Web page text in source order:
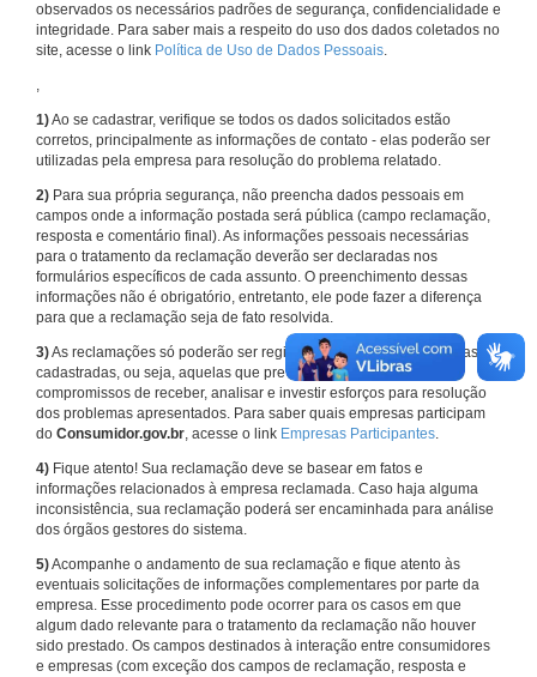
observados os necessários padrões de segurança, confidencialidade e
integridade. Para saber mais a respeito do uso dos dados coletados no
site, acesse o link Política de Uso de Dados Pessoais.
,
1)Ao se cadastrar, verifique se todos os dados solicitados estão
corretos, principalmente as informações de contato - elas poderão ser
utilizadas pela empresa para resolução do problema relatado.
2) Para sua própria segurança, não preencha dados pessoais em
campos onde a informação postada será pública (campo reclamação,
resposta e comentário final). As informações pessoais necessárias
para o tratamento da reclamação deverão ser declaradas nos
formulários específicos de cada assunto. O preenchimento dessas
informações não é obrigatório, entretanto, ele pode fazer a diferença
para que a reclamação seja de fato resolvida.
3)As reclamações só poderão ser registradas em face de empresas
cadastradas, ou seja, aquelas que previamente assumiram
compromissos de receber, analisar e investir esforços para resolução
dos problemas apresentados. Para saber quais empresas participam
do Consumidor.gov.br, acesse o link Empresas Participantes.
4) Fique atento! Sua reclamação deve se basear em fatos e
informações relacionados à empresa reclamada. Caso haja alguma
inconsistência, sua reclamação poderá ser encaminhada para análise
dos órgãos gestores do sistema.
5)Acompanhe o andamento de sua reclamação e fique atento às
eventuais solicitações de informações complementares por parte da
empresa. Esse procedimento pode ocorrer para os casos em que
algum dado relevante para o tratamento da reclamação não houver
sido prestado. Os campos destinados à interação entre consumidores
e empresas (com exceção dos campos de reclamação, resposta e